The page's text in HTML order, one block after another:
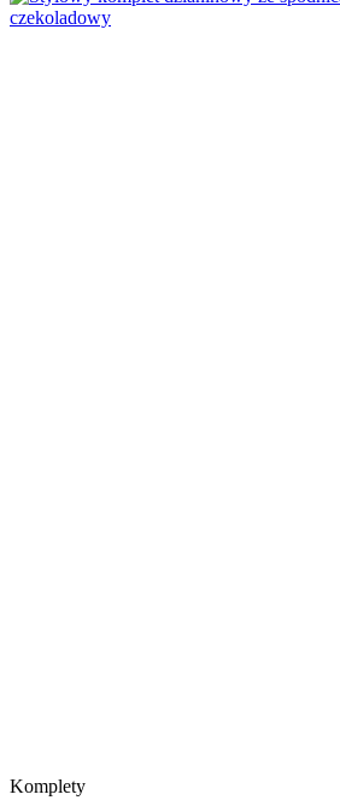
Komplety